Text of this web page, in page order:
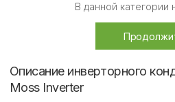
В данной категории
Описание инверторного
Moss Inverter